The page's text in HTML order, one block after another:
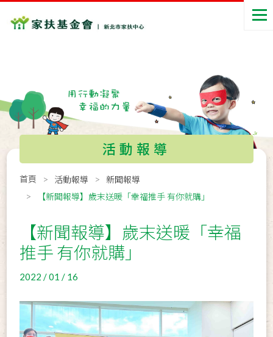
活動報導
首頁 活動報導
新聞報導
【新聞報導】歲末送暖「幸福推手 有你就購」
【新聞報導】歲末送暖「幸福
推手 有你就購」
2022 / 01 / 16